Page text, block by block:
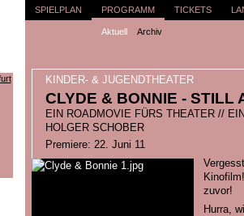
SPIELPLAN PROGRAMM
Aktuell Archiv
TICKETS
KINDER- & JUGENDTHEATER
CLYDE & BONNIE - STILL
EIN ROADMOVIE FÜRS THEATER //
HOLGER SCHOBER
Premiere: 22. Juni 11
zuvor!
Hurra,